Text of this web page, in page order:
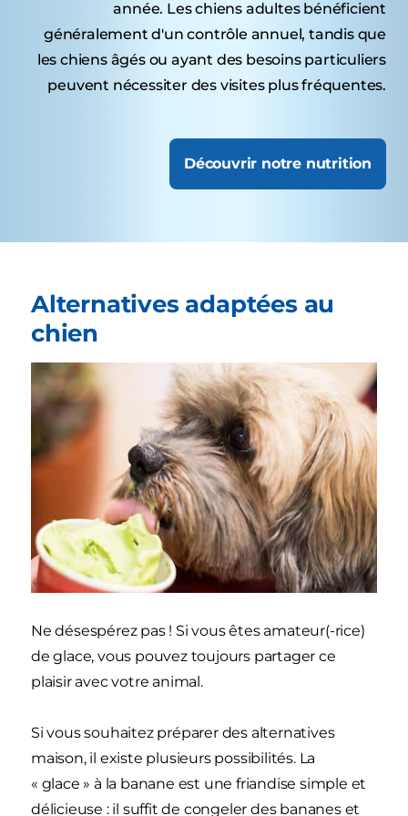
année. Les chiens adultes bénéficient
généralement d'un contrôle annuel, tandis que
les chiens âgés ou ayant des besoins particuliers
peuvent nécessiter des visites plus fréquentes.
Découvrir notre nutrition
Alternatives adaptées au
chien
Ne désespérez pas ! Si vous êtes amateur(-rice)
de glace, vous pouvez toujours partager ce
plaisir avec votre animal.
Si vous souhaitez préparer des alternatives
maison, il existe plusieurs possibilités. La
« glace » à la banane est une friandise simple et
délicieuse : il suffit de congeler des bananes et